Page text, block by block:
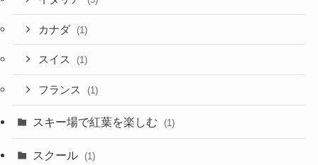
カナダ (1)
スイス (1)
フランス (1)
スキー場で紅葉を楽しむ (1)
スクール (1)